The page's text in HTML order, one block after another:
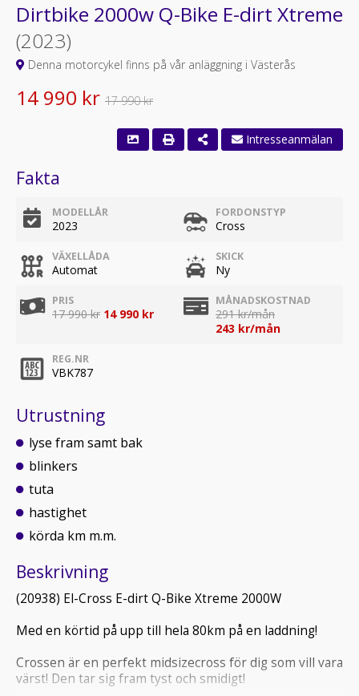
Dirtbike 2000w Q-Bike E-dirt Xtreme
(2023)
Denna motorcykel finns på vår anläggning i Västerås
14 990 kr 17 990 kr
Intresseanmälan
Fakta
MODELLÅR
2023
FORDONSTYP
Cross
VÄXELLÅDA
Automat
SKICK
Ny
PRIS
17 990 kr 14 990 kr
MÅNADSKOSTNAD
291 kr/mån
243 kr/mån
REG.NR
VBK787
Utrustning
lyse fram samt bak
blinkers
tuta
hastighet
körda km m.m.
Beskrivning
(20938) El-Cross E-dirt Q-Bike Xtreme 2000W
Med en körtid på upp till hela 80km på en laddning!
Crossen är en perfekt midsizecross för dig som vill vara
värst! Den tar sig fram tyst och smidigt!